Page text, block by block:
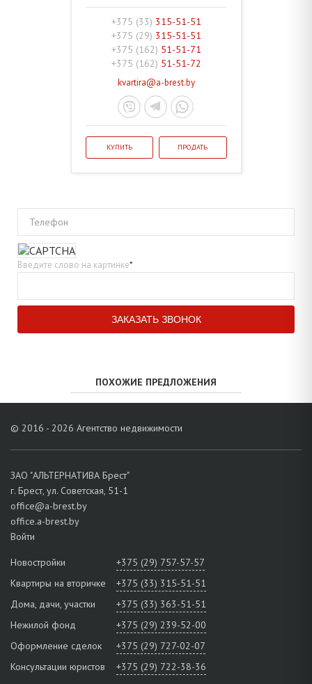
+375 (33) 315-51-51
+375 (29) 315-51-51
+375 (162) 51-51-71
+375 (162) 51-51-72
kvartira@a-brest.by
КУПИТЬ ПРОДАТЬ
Телефон
Введите слово на картинке*
ПОХОЖИЕ ПРЕДЛОЖЕНИЯ
© 2016 - 2026 Агентство недвижимости
ЗАО "АЛЬТЕРНАТИВА Брест"
г. Брест, ул. Советская, 51-1
office@a-brest.by
office.a-brest.by
Войти
Новостройки
+375 (29) 757-57-57
Квартиры на вторичке
+375 (33) 315-51-51
Дома, дачи, участки
+375 (33) 363-51-51
Нежилой фонд
+375 (29) 239-52-00
Оформление сделок
+375 (29) 727-02-07
Консультации юристов
+375 (29) 722-38-36